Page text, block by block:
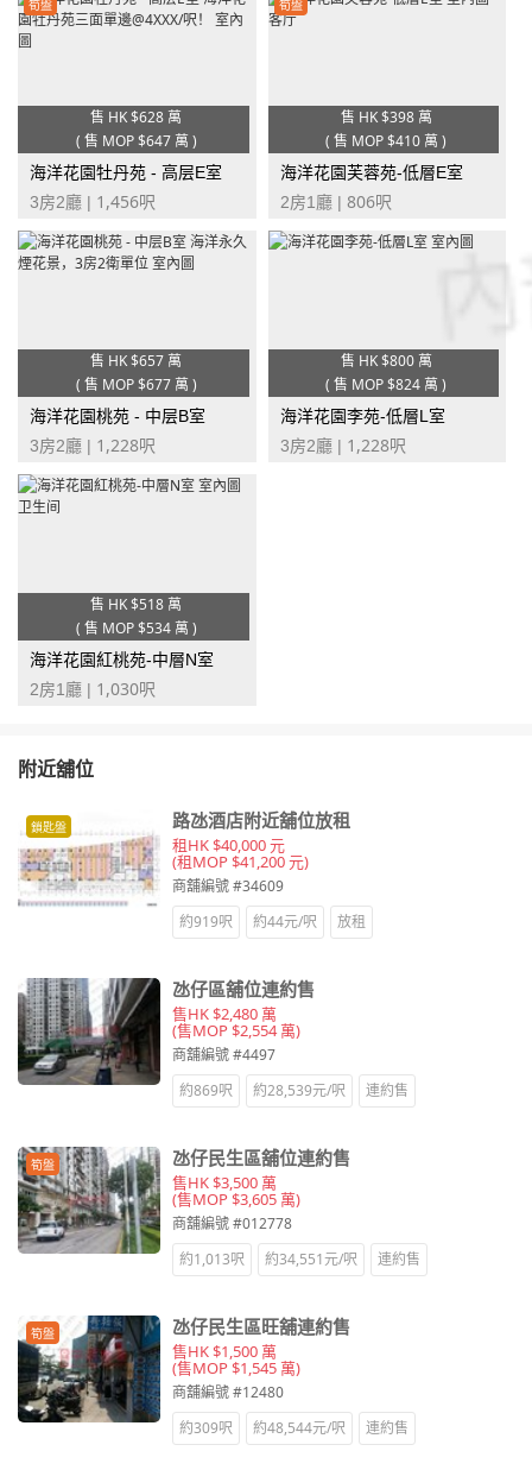
筍盤
售 HK$628 萬
( 售 MOP$647 萬 )
海洋花園牡丹苑 - 高层E室
3房2廳 | 1,456呎
筍盤
售 HK$398 萬
(售 MOP $410 萬 )
海洋花園芙蓉苑-低層E室
2房1廳 | 806呎
售 HK$657 萬
( 售 MOP$677 萬 )
海洋花園桃苑 - 中层B室
3房2廳 | 1,228呎
售 HK$800 萬
(售 MOP $824 萬 )
海洋花園李苑-低層L室
3房2廳 | 1,228呎
售 HK$518 萬
( 售 MOP$534 萬 )
海洋花園紅桃苑-中層N室
2房1廳 | 1,030呎
附近舖位
鎖匙盤 路氹酒店附近舖位放租
租HK $40,000 元
(租MOP $41,200 元)
商舖編號 #34609
約919呎
約44元/呎 放租
氹仔區舖位連約售
售HK $2,480 萬
(售MOP $2,554 萬)
商舖編號 #4497
約869呎
約28,539元/呎 連約售
筍盤 氹仔民生區舖位連約售
售HK $3,500 萬
(售MOP $3,605 萬)
商舖編號 #012778
約1,013呎
約34,551元/呎 連約售
筍盤 氹仔民生區旺舖連約售
售HK $1,500 萬
(售MOP $1,545 萬)
商舖編號 #12480
約309呎
約48,544元/呎 連約售